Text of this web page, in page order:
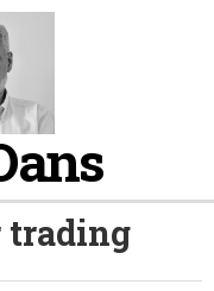
trading